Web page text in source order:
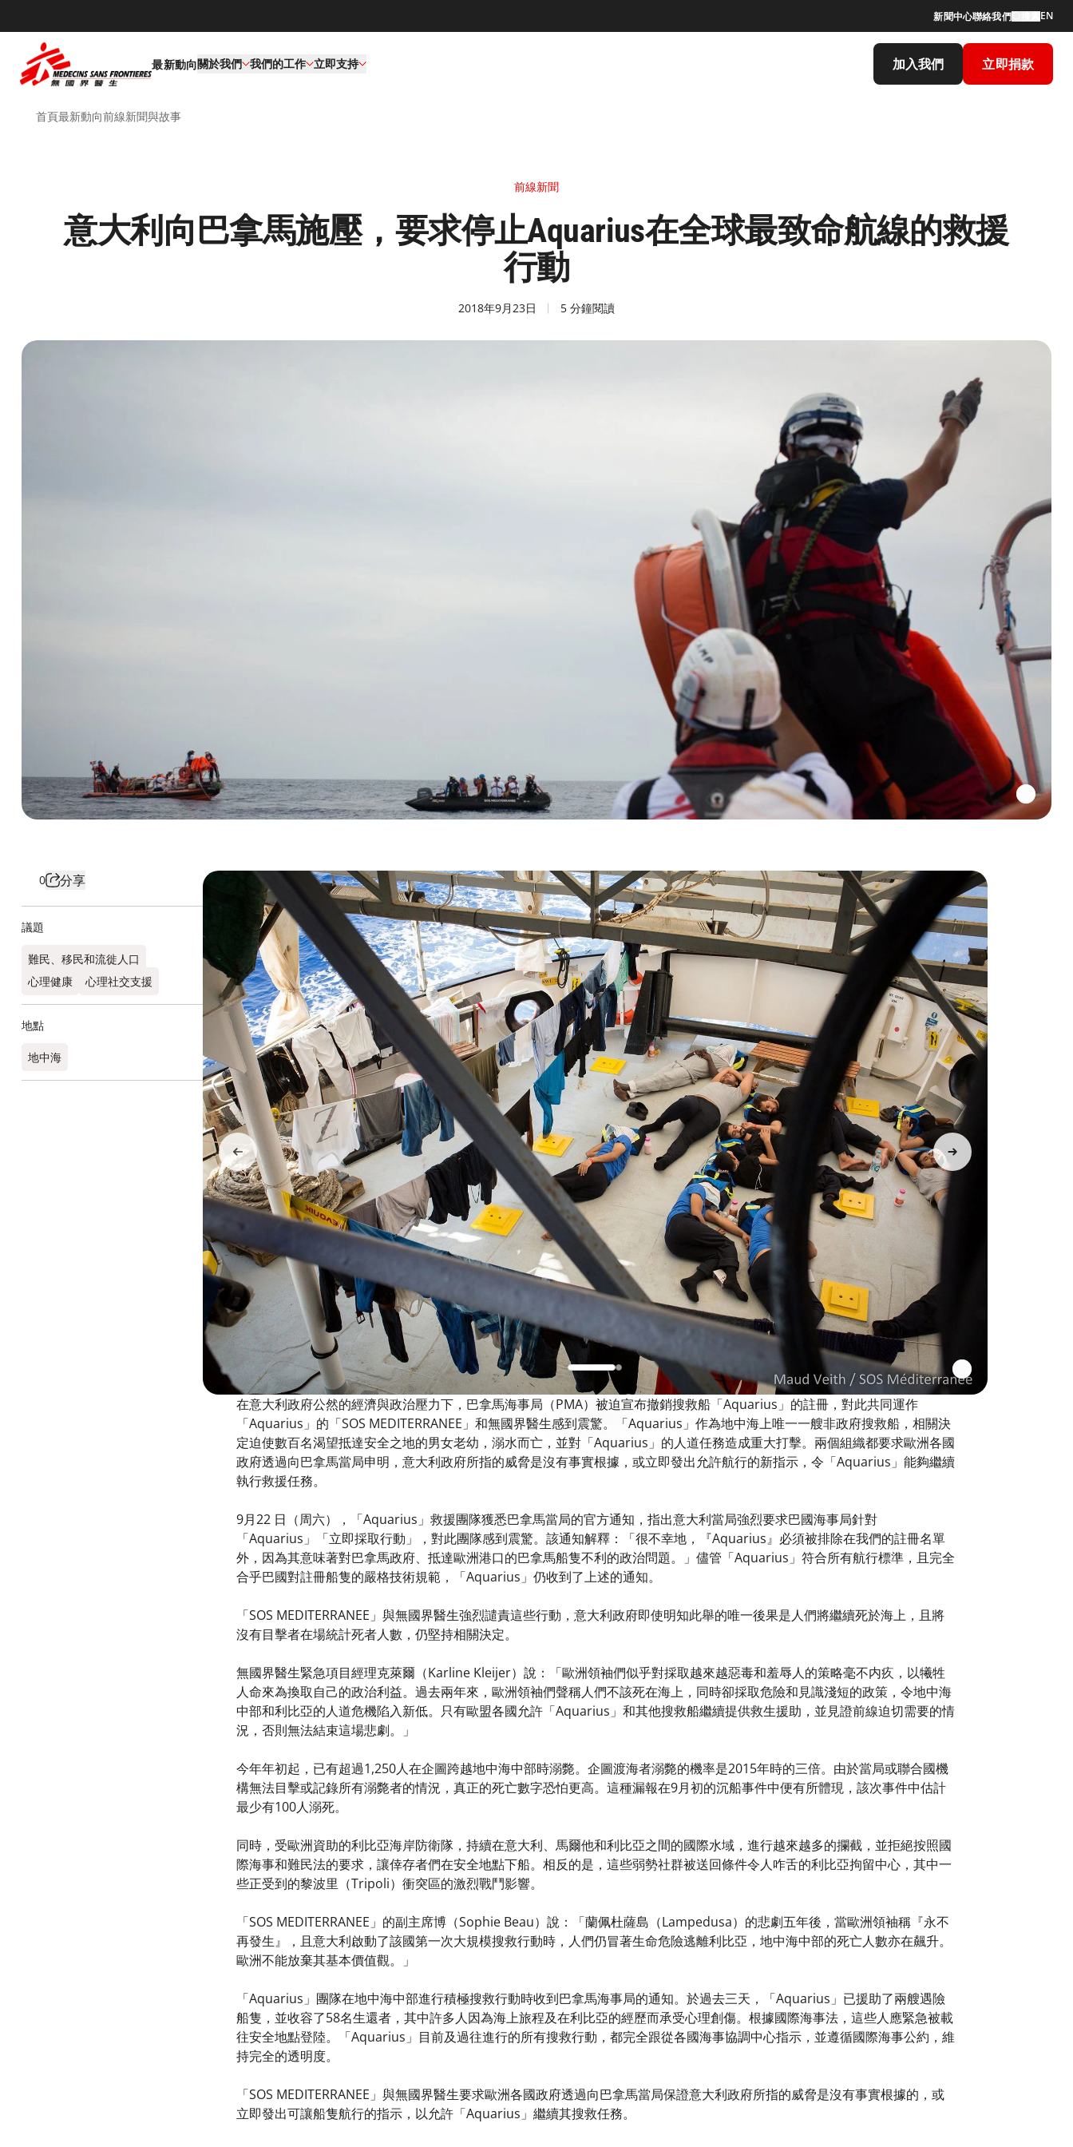
新聞中心聯絡我們 EN
最新動向關於我們 我們的工作​ 立即支持 加入我們 立即捐款
首頁最新動向前線新聞與故事
前線新聞
意大利向巴拿馬施壓，要求停止Aquarius在全球最致命航線的救援
行動
2018年9月23日 5 分鐘閱讀
0 分享
議題
難民、移民和流徙人口
心理健康
心理社交支援
地點
地中海
在意大利政府公然的經濟與政治壓力下，巴拿馬海事局（PMA）被迫宣布撤銷搜救船「Aquarius」的註冊，對此共同運作
「Aquarius」的「SOS MEDITERRANEE」和無國界醫生感到震驚。「Aquarius」作為地中海上唯一一艘非政府搜救船，相關決
定迫使數百名渴望抵達安全之地的男女老幼，溺水而亡，並對「Aquarius」的人道任務造成重大打擊。兩個組織都要求歐洲各國
政府透過向巴拿馬當局申明，意大利政府所指的威脅是沒有事實根據，或立即發出允許航行的新指示，令「Aquarius」能夠繼續
執行救援任務。
9月22 日（周六），「Aquarius」救援團隊獲悉巴拿馬當局的官方通知，指出意大利當局強烈要求巴國海事局針對
「Aquarius」「立即採取行動」，對此團隊感到震驚。該通知解釋：「很不幸地，『Aquarius』必須被排除在我們的註冊名單
外，因為其意味著對巴拿馬政府、抵達歐洲港口的巴拿馬船隻不利的政治問題。」儘管「Aquarius」符合所有航行標準，且完全
合乎巴國對註冊船隻的嚴格技術規範，「Aquarius」仍收到了上述的通知。
「SOS MEDITERRANEE」與無國界醫生強烈譴責這些行動，意大利政府即使明知此舉的唯一後果是人們將繼續死於海上，且將
沒有目擊者在場統計死者人數，仍堅持相關決定。
無國界醫生緊急項目經理克萊爾（Karline Kleijer）說：「歐洲領袖們似乎對採取越來越惡毒和羞辱人的策略毫不内疚，以犧牲
人命來為換取自己的政治利益。過去兩年來，歐洲領袖們聲稱人們不該死在海上，同時卻採取危險和見識淺短的政策，令地中海
中部和利比亞的人道危機陷入新低。只有歐盟各國允許「Aquarius」和其他搜救船繼續提供救生援助，並見證前線迫切需要的情
況，否則無法結束這場悲劇。」
今年年初起，已有超過1,250人在企圖跨越地中海中部時溺斃。企圖渡海者溺斃的機率是2015年時的三倍。由於當局或聯合國機
構無法目擊或記錄所有溺斃者的情況，真正的死亡數字恐怕更高。這種漏報在9月初的沉船事件中便有所體現，該次事件中估計
最少有100人溺死。
同時，受歐洲資助的利比亞海岸防衛隊，持續在意大利、馬爾他和利比亞之間的國際水域，進行越來越多的攔截，並拒絕按照國
際海事和難民法的要求，讓倖存者們在安全地點下船。相反的是，這些弱勢社群被送回條件令人咋舌的利比亞拘留中心，其中一
些正受到的黎波里（Tripoli）衝突區的激烈戰鬥影響。
「SOS MEDITERRANEE」的副主席博（Sophie Beau）說：「蘭佩杜薩島（Lampedusa）的悲劇五年後，當歐洲領袖稱『永不
再發生』，且意大利啟動了該國第一次大規模搜救行動時，人們仍冒著生命危險逃離利比亞，地中海中部的死亡人數亦在飆升。
歐洲不能放棄其基本價值觀。」
「Aquarius」團隊在地中海中部進行積極搜救行動時收到巴拿馬海事局的通知。於過去三天，「Aquarius」已援助了兩艘遇險
船隻，並收容了58名生還者，其中許多人因為海上旅程及在利比亞的經歷而承受心理創傷。根據國際海事法，這些人應緊急被載
往安全地點登陸。「Aquarius」目前及過往進行的所有搜救行動，都完全跟從各國海事協調中心指示，並遵循國際海事公約，維
持完全的透明度。
「SOS MEDITERRANEE」與無國界醫生要求歐洲各國政府透過向巴拿馬當局保證意大利政府所指的威脅是沒有事實根據的，或
立即發出可讓船隻航行的指示，以允許「Aquarius」繼續其搜救任務。